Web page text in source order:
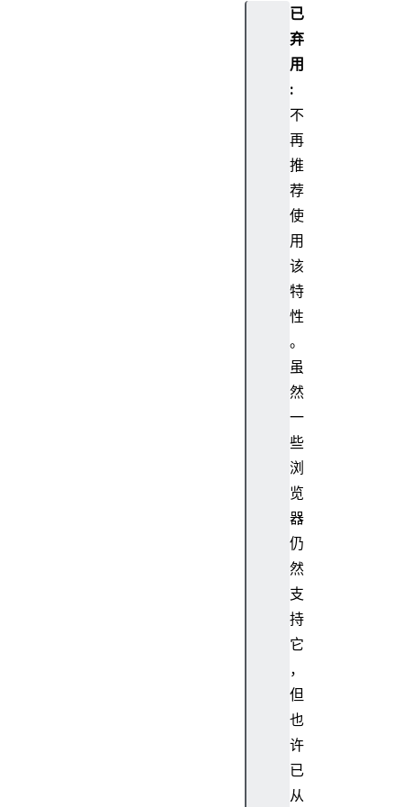
已
弃
用
:
不
再
推
荐
使
用
该
特
性
。
虽
然
一
些
浏
览
器
仍
然
支
持
它
，
但
也
许
已
从